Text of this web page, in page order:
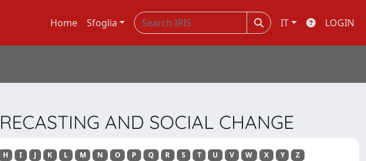
Home Sfoglia IT LOGIN
AND SOCIAL CHANGE
H I J K L M N O P Q R S T U V W X Y Z